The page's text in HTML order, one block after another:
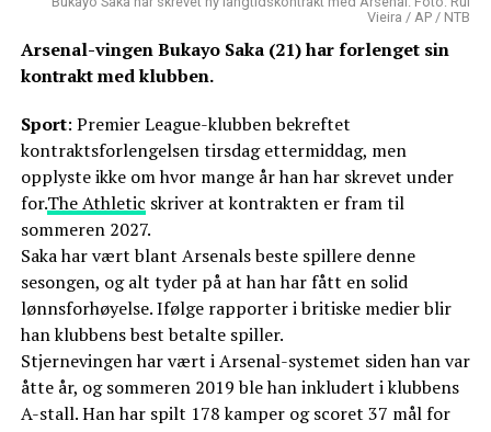
Vieira / AP / NTB
Arsenal-vingen Bukayo Saka (21) har forlenget sin
kontrakt med klubben.
Sport: Premier League-klubben bekreftet
kontraktsforlengelsen tirsdag ettermiddag, men
opplyste ikke om hvor mange år han har skrevet under
for.The Athletic skriver at kontrakten er fram til
sommeren 2027.
Saka har vært blant Arsenals beste spillere denne
sesongen, og alt tyder på at han har fått en solid
lønnsforhøyelse. Ifølge rapporter i britiske medier blir
han klubbens best betalte spiller.
Stjernevingen har vært i Arsenal-systemet siden han var
åtte år, og sommeren 2019 ble han inkludert i klubbens
A-stall. Han har spilt 178 kamper og scoret 37 mål for